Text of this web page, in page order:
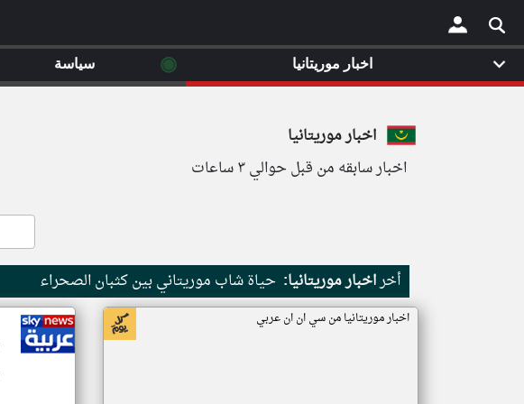
×
اخبار موريتانيا
اخبار سابقه من قبل حوالي ٣ ساعات
أخراخبار موريتانيا: حياة شاب موريتاني بين كثبان الصحراء
اخبار موريتانيا من سي ان ان عربي
اخبار موريتانيا ◉ سياسة